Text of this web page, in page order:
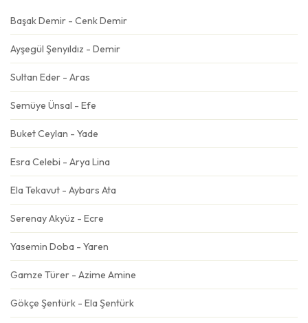
Başak Demir - Cenk Demir
Ayşegül Şenyıldız - Demir
Sultan Eder - Aras
Semüye Ünsal - Efe
Buket Ceylan - Yade
Esra Celebi - Arya Lina
Ela Tekavut - Aybars Ata
Serenay Akyüz - Ecre
Yasemin Doba - Yaren
Gamze Türer - Azime Amine
Gökçe Şentürk - Ela Şentürk